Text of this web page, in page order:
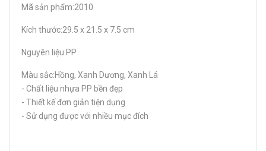
Mã sản phẩm:2010
Kích thước:29.5 x 21.5 x 7.5 cm
Nguyên liệu:PP
Màu sắc:Hồng, Xanh Dương, Xanh Lá
- Chất liệu nhựa PP bền đẹp
- Thiết kế đơn giản tiện dụng
- Sử dụng được với nhiều mục đích